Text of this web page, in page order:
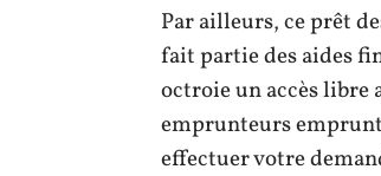
Par ailleurs, ce prêt
fait partie des aides
octroie un accès libre
emprunteurs
effectuer votre